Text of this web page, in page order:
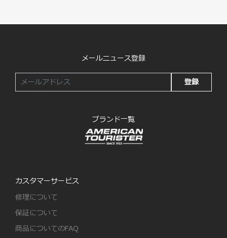
メールニュース登録
登録
ブランド一覧
カスタマーサービス
修理について
保証について
商品についてのFAQ